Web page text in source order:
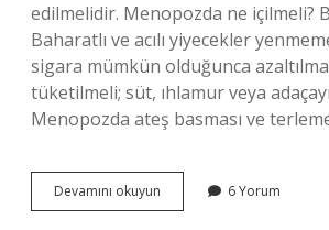
edilmelidir. Menopozda ne içilmeli?
Baharatlı ve acılı yiyecekler
sigara mümkün olduğunca
tüketilmeli; süt, ıhlamur veya
Menopozda ateş basması ve
Devamını okuyun Menopoz
Döneminde
6 Yorum